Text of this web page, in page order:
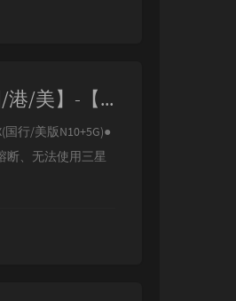
【极光ROM】-【三星NOTE10/10+/5G N97XX-855 国/港/美】-【V19.0 Android-S-VA8】
国行/美版N10+5G)●
断、无法使用三星